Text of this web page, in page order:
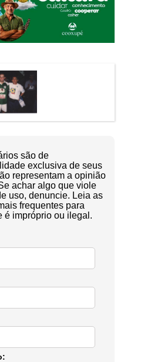
são de
exclusiva de seus
representam a opinião
achar algo que viole
uso, denuncie. Leia as
frequentes para
é impróprio ou ilegal.